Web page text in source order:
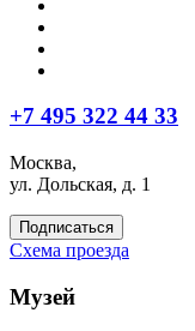
+7 495 322 44 33
Москва,
ул. Дольская, д. 1
Подписаться
Схема проезда
Музей